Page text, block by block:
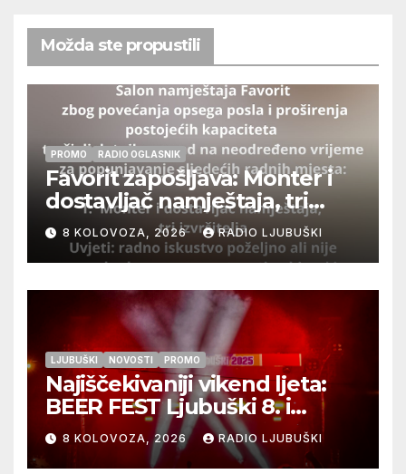
Možda ste propustili
PROMO RADIO OGLASNIK
Favorit zapošljava: Monter i
dostavljač namještaja, tri
izvršitelja
8 KOLOVOZA, 2026 RADIO LJUBUŠKI
LJUBUŠKI NOVOSTI PROMO
Najiščekivaniji vikend ljeta:
BEER FEST Ljubuški 8. i
9.kolovoza
8 KOLOVOZA, 2026 RADIO LJUBUŠKI